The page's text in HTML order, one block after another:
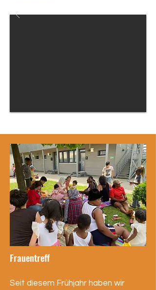
Frauentreff
Seit diesem Frühjahr haben wir